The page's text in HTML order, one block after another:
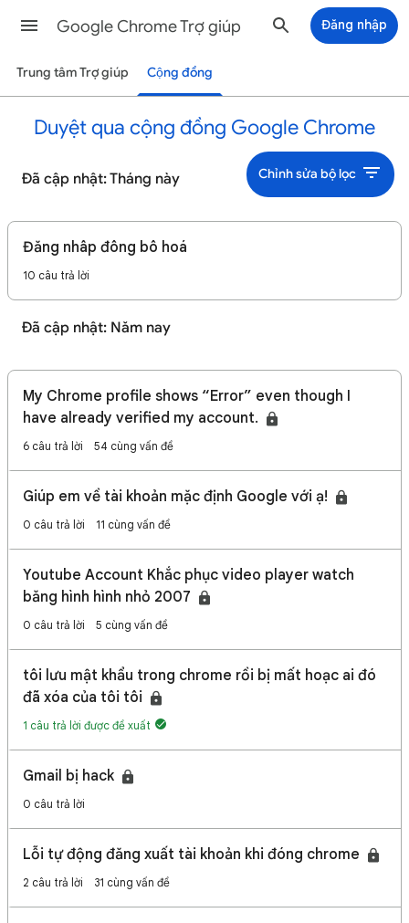
Google Chrome Trợ giúp Đăng nhập
Trung tâm Trợ giúp Cộng đồng
Duyệt qua cộng đồng Google Chrome
Chỉnh sửa bộ lọc
Đã cập nhật: Tháng này
Đăng nhâp đông bô hoá
10 câu trả lời
Đã cập nhật: Năm nay
My Chrome profile shows “Error” even though I
have already verified my account.
6 câu trả lời 54 cùng vấn đề
Giúp em về tài khoản mặc định Google với ạ!
0 câu trả lời 11 cùng vấn đề
Youtube Account Khắc phục video player watch
băng hình hình nhỏ 2007
0 câu trả lời 5 cùng vấn đề
tôi lưu mật khẩu trong chrome rồi bị mất hoạc ai đó
đã xóa của tôi tôi
1 câu trả lời được đề xuất
Gmail bị hack
0 câu trả lời
Lỗi tự động đăng xuất tài khoản khi đóng chrome
2 câu trả lời 31 cùng vấn đề